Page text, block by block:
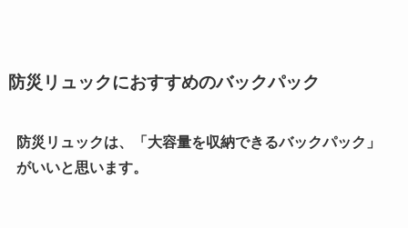
防災リュックにおすすめのバックパック
防災リュックは、「大容量を収納できるバックパック」
がいいと思います。